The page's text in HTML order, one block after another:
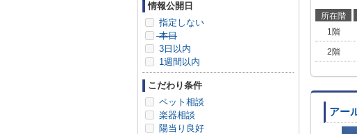
所在階
1階
2階
アー
情報公開日
指定しない
本日
3日以内
1週間以内
こだわり条件
ペット相談
楽器相談
陽当り良好